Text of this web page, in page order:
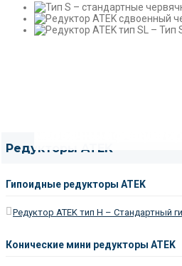
Редукторы ATEK
Гипоидные редукторы ATEK
Редуктор ATEK тип H – Cтандартный
Конические мини редукторы ATEK